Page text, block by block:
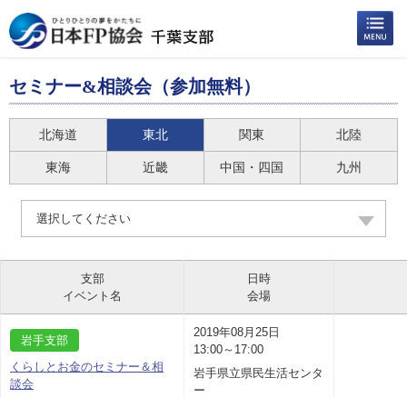
セミナー&相談会（参加無料）
北海道 東北 関東 北陸
東海 近畿 中国・四国 九州
選択してください
支部
イベント名
日時
会場
岩手支部
くらしとお金のセミナー＆相
談会
2019年08月25日
13:00～17:00
岩手県立県民生活センタ
ー